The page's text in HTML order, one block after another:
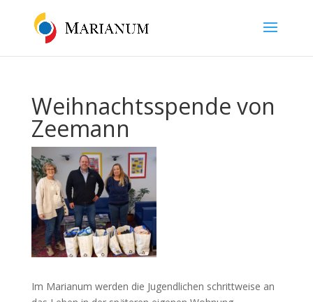
Weihnachtsspende von
Zeemann
Im Marianum werden die Jugendlichen schrittweise an